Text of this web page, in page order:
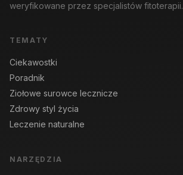
weryfikowane przez specjalistów fitoterapii.
TEMATY
Ciekawostki
Poradnik
Ziołowe surowce lecznicze
Zdrowy styl życia
Leczenie naturalne
NARZĘDZIA